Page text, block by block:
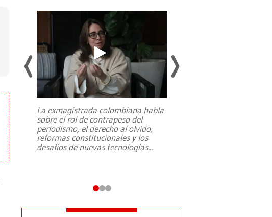
La exmagistrada colombiana habla
sobre el rol de contrapeso del
periodismo, el derecho al olvido,
reformas constitucionales y los
desafíos de nuevas tecnologías...